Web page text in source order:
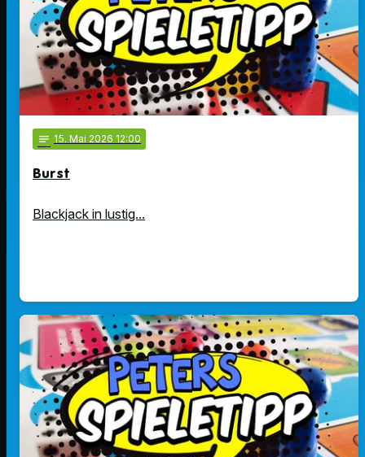
notes 15. Mai 2026 12:00
Burst
Blackjack in lustig...